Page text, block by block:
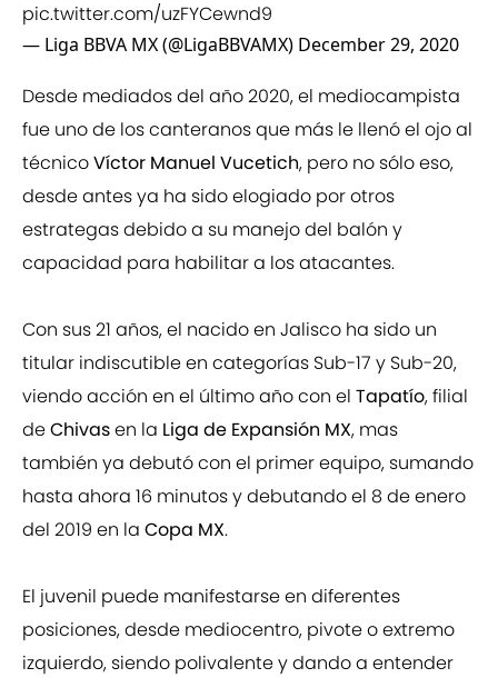
pic.twitter.com/uzFYCewnd9
— Liga BBVA MX (@LigaBBVAMX) December 29, 2020
Desde mediados del año 2020, el mediocampista
fue uno de los canteranos que más le llenó el ojo al
técnicoVíctor Manuel Vucetich, pero no sólo eso,
desde antes ya ha sido elogiado por otros
estrategas debido a su manejo del balón y
capacidad para habilitar a los atacantes.
Con sus 21 años, el nacido en Jalisco ha sido un
titular indiscutible en categorías Sub-17 y Sub-20,
viendo acción en el último año con el Tapatío, filial
deChivasen la Liga de Expansión MX, mas
también ya debutó con el primer equipo, sumando
hasta ahora 16 minutos y debutando el 8 de enero
del 2019 en la Copa MX.
El juvenil puede manifestarse en diferentes
posiciones, desde mediocentro, pivote o extremo
izquierdo, siendo polivalente y dando a entender